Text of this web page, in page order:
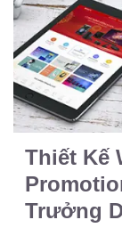
Thiết Kế
Trưởng